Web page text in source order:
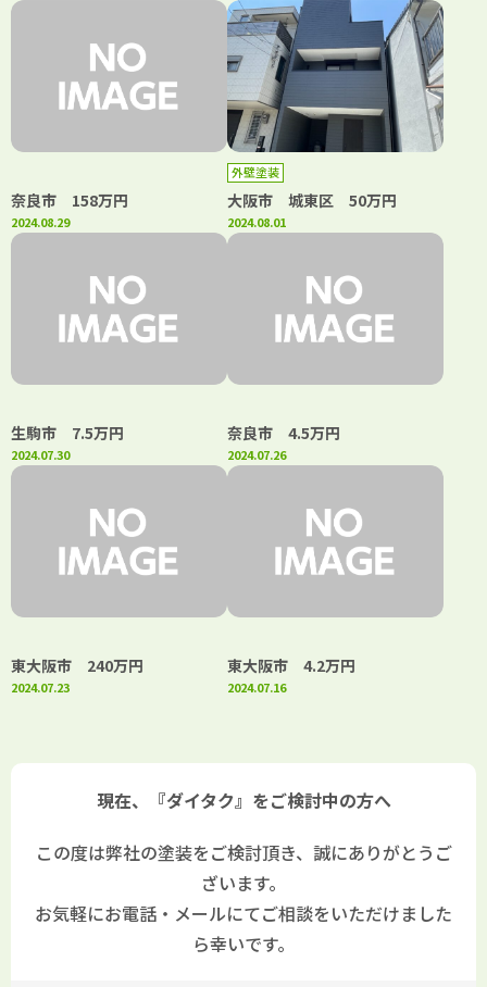
奈良市 158万円
2024.08.29
外壁塗装
大阪市 城東区 50万円
2024.08.01
生駒市 7.5万円
2024.07.30
奈良市 4.5万円
2024.07.26
東大阪市 240万円
2024.07.23
東大阪市 4.2万円
2024.07.16
現在、『ダイタク』をご検討中の方へ
この度は弊社の塗装をご検討頂き、誠にありがとうご
ざいます。
お気軽にお電話・メールにてご相談をいただけました
ら幸いです。